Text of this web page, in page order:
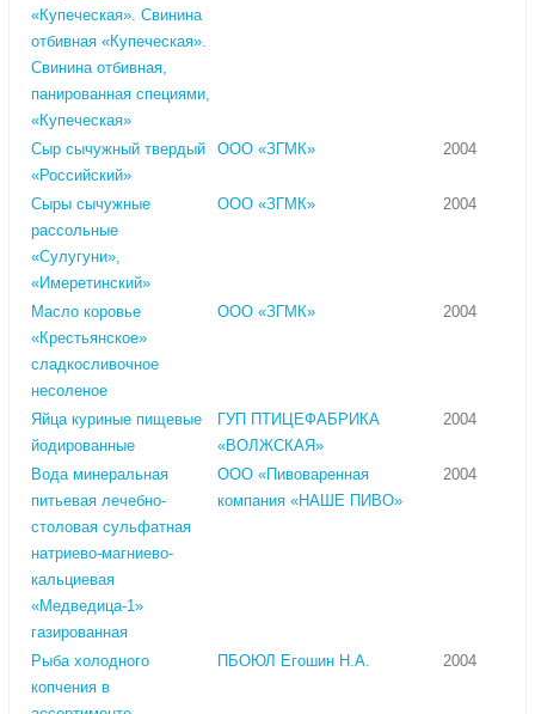
«Купеческая». Свинина
отбивная «Купеческая».
Свинина отбивная,
панированная специями,
«Купеческая»
Сыр сычужный твердый
«Российский»
ООО «ЗГМК» 2004
Сыры сычужные
рассольные
«Сулугуни»,
«Имеретинский»
ООО «ЗГМК» 2004
Масло коровье
«Крестьянское»
сладкосливочное
несоленое
ООО «ЗГМК» 2004
Яйца куриные пищевые
йодированные
ГУП ПТИЦЕФАБРИКА
«ВОЛЖСКАЯ»
2004
Вода минеральная
питьевая лечебно-
столовая сульфатная
натриево-магниево-
кальциевая
«Медведица-1»
газированная
ООО «Пивоваренная
компания «НАШЕ ПИВО»
2004
Рыба холодного
копчения в
ПБОЮЛ Егошин Н.А. 2004